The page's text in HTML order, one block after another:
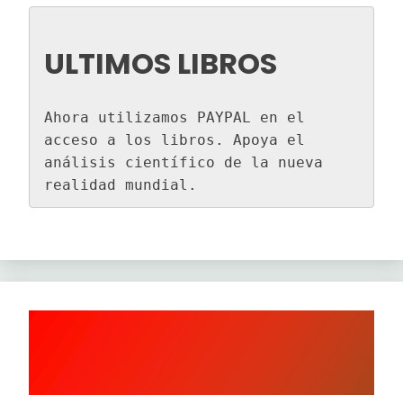
ULTIMOS LIBROS
Ahora utilizamos PAYPAL en el
acceso a los libros. Apoya el
análisis científico de la nueva
realidad mundial.